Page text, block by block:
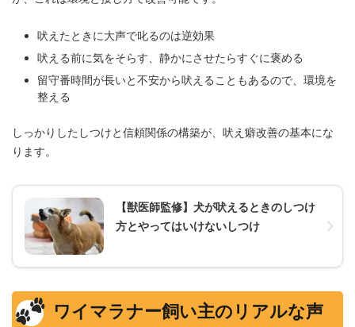
吠えたときに大声で叱るのは逆効果
吠える前に気をそらす、静かにさせたらすぐに褒める
留守番時間が長いと不安から吠えることもあるので、環境を
整える
しっかりしたしつけと信頼関係の構築が、吠え癖改善の基本にな
ります。
【獣医師監修】犬が吠えるときのしつけ
方とやってはいけないしつけ
ワイマラナー飼い主のリアルな声